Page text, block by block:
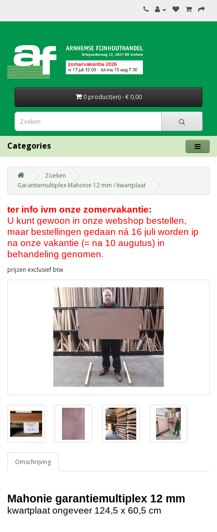
0 product(en) - € 0,00
Categories
Zoeken
Garantiemultiplex Mahonie 12 mm / kwartplaat
ter info ivm onze zomervakantie:
U kunt gewoon in onze webshop bestellen,
maar bestellingen gedaan ná 16 juli worden ip
na onze vakantie (= na 10 augutus) in
behandeling genomen.
prijzen exclusief btw
Omschrijving
Mahonie garantiemultiplex 12 mm
kwartplaat ongeveer 124,5 x 60,5 cm